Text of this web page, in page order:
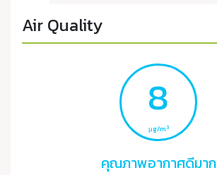
Air Quality
8
μg/m3
คุณภาพอากาศดีมาก